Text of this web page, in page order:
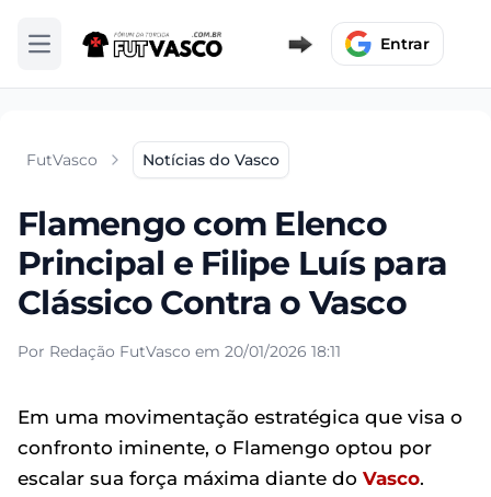
Abrir menu Entrar
FutVasco Notícias do Vasco
Flamengo com Elenco
Principal e Filipe Luís para
Clássico Contra o Vasco
Por Redação FutVasco em 20/01/2026 18:11
Em uma movimentação estratégica que visa o
confronto iminente, o Flamengo optou por
escalar sua força máxima diante do Vasco.